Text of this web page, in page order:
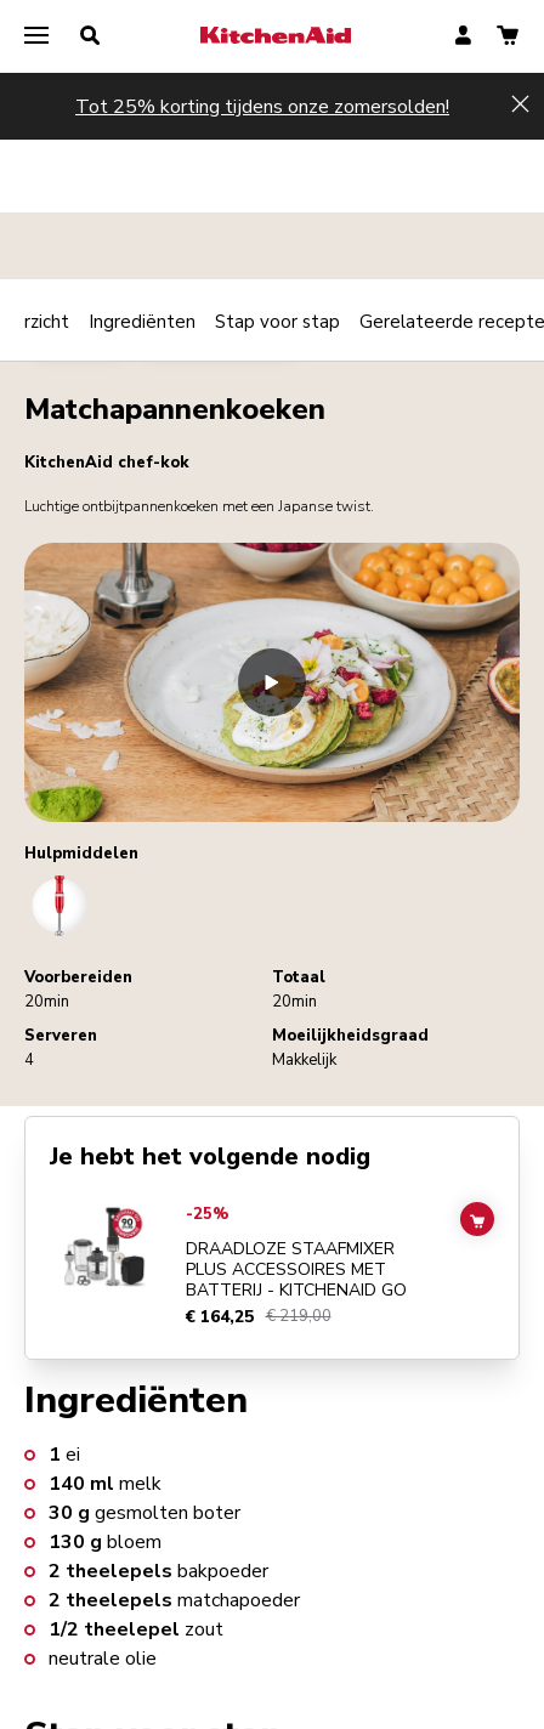
Tot 25% korting tijdens onze zomersolden!
Hulpmiddelen
HandBlender
Voorbereiden
20min
Totaal
20min
Serveren
4
Moeilijkheidsgraad
Makkelijk
DESSERTS ONTBIJT / BRUNCH Print
Share
Matchapannenkoeken
KitchenAid chef-kok
Luchtige ontbijtpannenkoeken met een Japanse twist.
Ingrediënten Stap voor stap Gerelateerde
Ingrediënten
1 ei
140 ml melk
30 g gesmolten boter
130 g bloem
2 theelepels bakpoeder
2 theelepels matchapoeder
1/2 theelepel zout
neutrale olie
Je hebt het volgende nodig
DRAADLOZE STAAFMIXER PLUS ACCESSOIRES MET
-25%
DRAADLOZE STAAFMIXER
PLUS ACCESSOIRES MET
BATTERIJ - KITCHENAID GO
€ 164,25 € 219,00
ADD